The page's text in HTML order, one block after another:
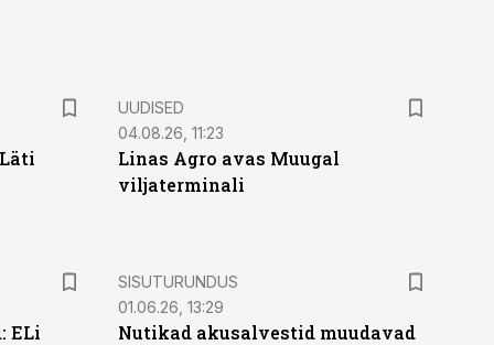
UUDISED
04.08.26, 11:23
Linas Agro avas Muugal
viljaterminali
ELi
ST
SISUTURUNDUS
01.06.26, 13:29
Nutikad akusalvestid muudavad